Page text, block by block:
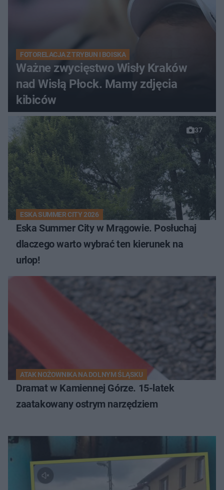
FOTORELACJA Z TRYBUN I BOISKA
Ważne zwycięstwo Wisły Kraków
nad Wisłą Płock. Mamy zdjęcia
kibiców
37
ESKA SUMMER CITY 2026
Eska Summer City w Mrągowie. Posłuchaj
dlaczego warto wybrać ten kierunek na
urlop!
ATAK NOŻOWNIKA NA DOLNYM ŚLĄSKU
Dramat w Kamiennej Górze. 15-latek
zaatakowany ostrym narzędziem